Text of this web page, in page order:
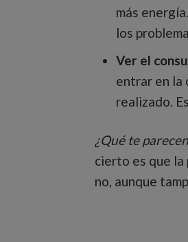
más
los
Ver el
entrar en la
realizado.
¿Qué te
cierto es que la
no, aunque